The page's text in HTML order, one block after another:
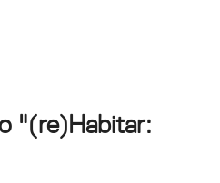
"(re)Habitar: